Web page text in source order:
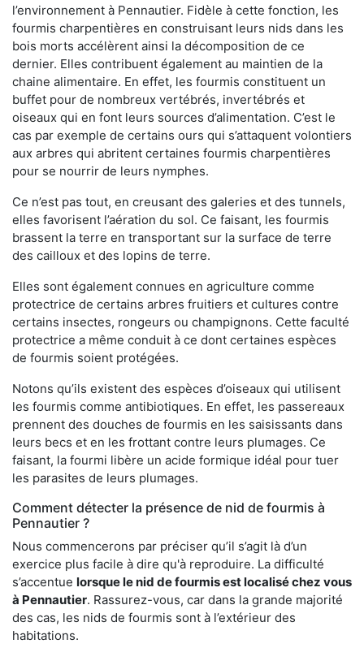
l’environnement à Pennautier. Fidèle à cette fonction, les
fourmis charpentières en construisant leurs nids dans les
bois morts accélèrent ainsi la décomposition de ce
dernier. Elles contribuent également au maintien de la
chaine alimentaire. En effet, les fourmis constituent un
buffet pour de nombreux vertébrés, invertébrés et
oiseaux qui en font leurs sources d’alimentation. C’est le
cas par exemple de certains ours qui s’attaquent volontiers
aux arbres qui abritent certaines fourmis charpentières
pour se nourrir de leurs nymphes.
Ce n’est pas tout, en creusant des galeries et des tunnels,
elles favorisent l’aération du sol. Ce faisant, les fourmis
brassent la terre en transportant sur la surface de terre
des cailloux et des lopins de terre.
Elles sont également connues en agriculture comme
protectrice de certains arbres fruitiers et cultures contre
certains insectes, rongeurs ou champignons. Cette faculté
protectrice a même conduit à ce dont certaines espèces
de fourmis soient protégées.
Notons qu’ils existent des espèces d’oiseaux qui utilisent
les fourmis comme antibiotiques. En effet, les passereaux
prennent des douches de fourmis en les saisissants dans
leurs becs et en les frottant contre leurs plumages. Ce
faisant, la fourmi libère un acide formique idéal pour tuer
les parasites de leurs plumages.
Comment détecter la présence de nid de fourmis à
Pennautier ?
Nous commencerons par préciser qu’il s’agit là d’un
exercice plus facile à dire qu'à reproduire. La difficulté
s’accentue lorsque le nid de fourmis est localisé chez vous
à Pennautier. Rassurez-vous, car dans la grande majorité
des cas, les nids de fourmis sont à l’extérieur des
habitations.